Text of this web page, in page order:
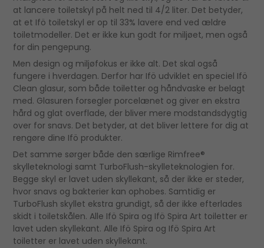
at lancere toiletskyl på helt ned til 4/2 liter. Det betyder,
at et Ifö toiletskyl er op til 33% lavere end ved ældre
toiletmodeller. Det er ikke kun godt for miljøet, men også
for din pengepung.
Men design og miljøfokus er ikke alt. Det skal også
fungere i hverdagen. Derfor har Ifö udviklet en speciel Ifö
Clean glasur, som både toiletter og håndvaske er belagt
med. Glasuren forsegler porcelænet og giver en ekstra
hård og glat overflade, der bliver mere modstandsdygtig
over for snavs. Det betyder, at det bliver lettere for dig at
rengøre dine Ifö produkter.
Det samme sørger både den særlige Rimfree®
skylleteknologi samt TurboFlush-skylleteknologien for.
Begge skyl er lavet uden skyllekant, så der ikke er steder,
hvor snavs og bakterier kan ophobes. Samtidig er
TurboFlush skyllet ekstra grundigt, så der ikke efterlades
skidt i toiletskålen. Alle Ifö Spira og Ifö Spira Art toiletter er
lavet uden skyllekant. Alle Ifö Spira og Ifö Spira Art
toiletter er lavet uden skyllekant.